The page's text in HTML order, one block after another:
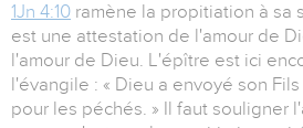
1Jn 4:10 ramène la propitiation à sa
est une attestation de l'amour de
l'amour de Dieu. L'épître est ici
l'évangile : « Dieu a envoyé son
pour les péchés. » Il faut souligner